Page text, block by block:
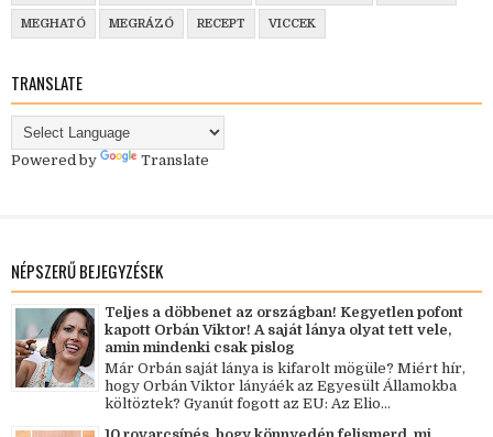
MEGHATÓ MEGRÁZÓ RECEPT VICCEK
TRANSLATE
Powered by Translate
NÉPSZERŰ BEJEGYZÉSEK
Teljes a döbbenet az országban! Kegyetlen pofont
kapott Orbán Viktor! A saját lánya olyat tett vele,
amin mindenki csak pislog
Már Orbán saját lánya is kifarolt mögüle? Miért hír,
hogy Orbán Viktor lányáék az Egyesült Államokba
költöztek? Gyanút fogott az EU: Az Elio...